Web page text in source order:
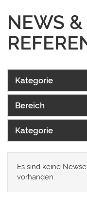
NEWS &
Kategorie
Bereich
Kategorie
Es sind keine
vorhanden.